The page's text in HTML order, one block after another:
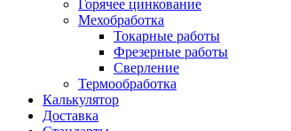
Горячее цинкование
Мехобработка
Токарные работы
Фрезерные работы
Сверление
Термообработка
Калькулятор
Доставка